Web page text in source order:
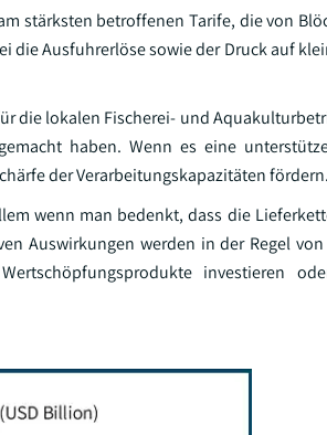
stärksten betroffenen Tarife, die von
die Ausfuhrerlöse sowie der Druck auf
die lokalen Fischerei- und
haben. Wenn es eine
der Verarbeitungskapazitäten fördern.
wenn man bedenkt, dass die
Auswirkungen werden in der Regel
investieren